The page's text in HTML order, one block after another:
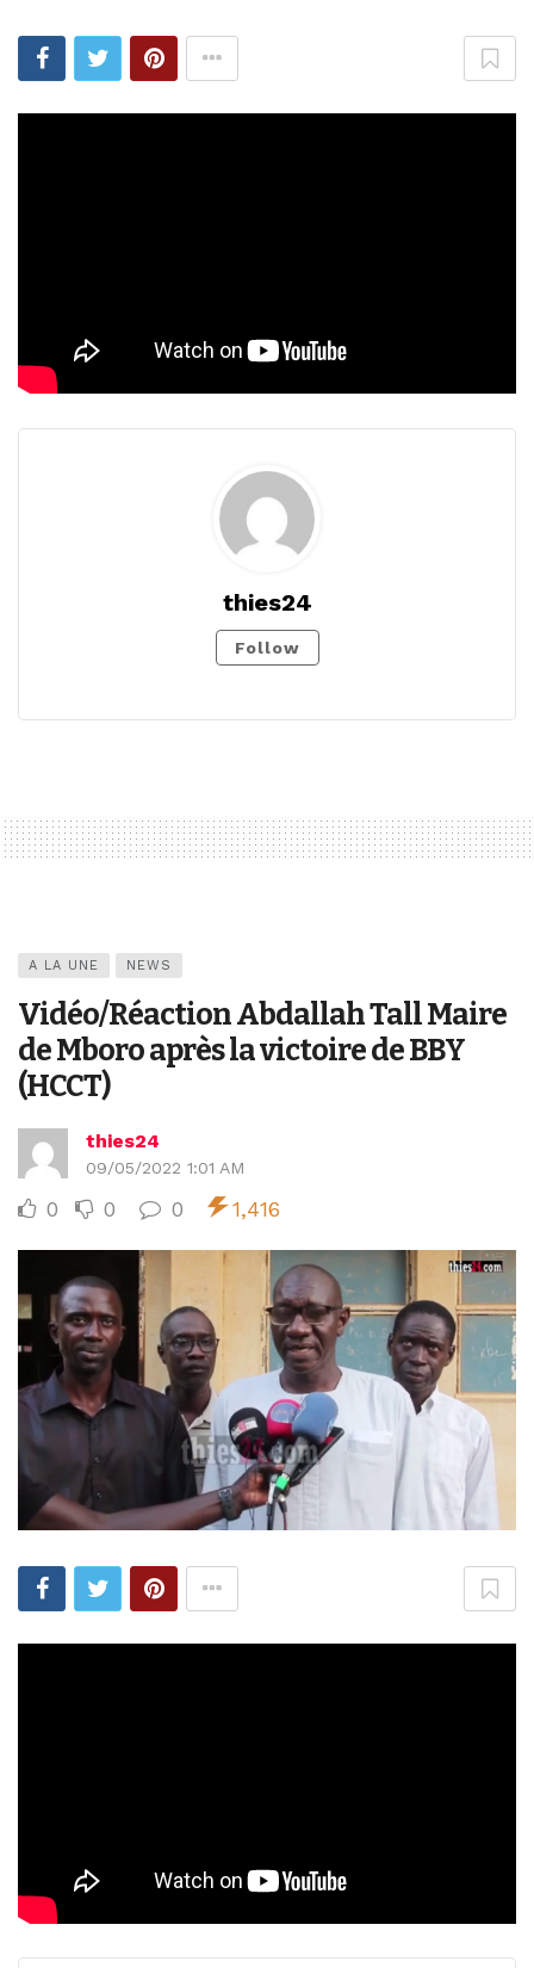
thies24
Follow
A LA UNE NEWS
Vidéo/Réaction Abdallah Tall Maire
de Mboro après la victoire de BBY
(HCCT)
thies24
09/05/2022 1:01 AM
0 0 0 1,416